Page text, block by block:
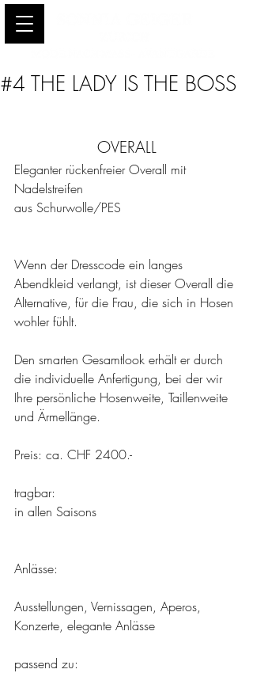
#4 THE LADY IS THE BOSS
OVERALL
Eleganter rückenfreier Overall mit
Nadelstreifen
aus Schurwolle/PES
Wenn der Dresscode ein langes
Abendkleid verlangt, ist dieser Overall die
Alternative, für die Frau, die sich in Hosen
wohler fühlt.
Den smarten Gesamtlook erhält er durch
die individuelle Anfertigung, bei der wir
Ihre persönliche Hosenweite, Taillenweite
und Ärmellänge.
Preis: ca. CHF 2400.-
tragbar:
in allen Saisons
Anlässe:
Ausstellungen, Vernissagen, Aperos,
Konzerte, elegante Anlässe
passend zu: